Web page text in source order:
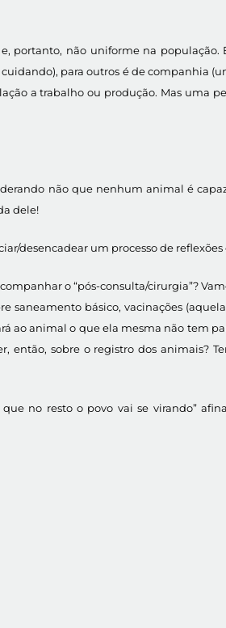
portanto, não uniforme na população.
para outros é de companhia
a trabalho ou produção. Mas uma
não que nenhum animal é
dele!
desencadear um processo de
o “pós-consulta/cirurgia”?
saneamento básico, vacinações
animal o que ela mesma não tem
então, sobre o registro dos animais?
no resto o povo vai se virando”